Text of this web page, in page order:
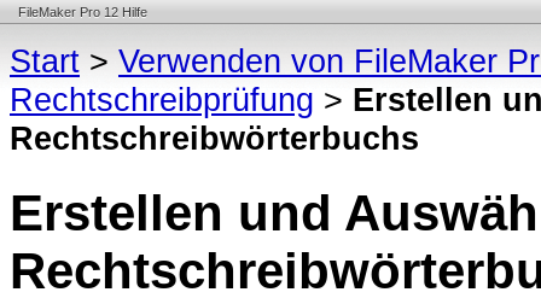
FileMaker Pro 12 Hilfe
Start > Verwenden von FileMaker
Rechtschreibprüfung > Erstellen
Rechtschreibwörterbuchs
Erstellen und